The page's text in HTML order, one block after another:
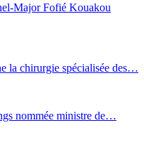
Major Fofié Kouakou
la chirurgie spécialisée des…
nommée ministre de…